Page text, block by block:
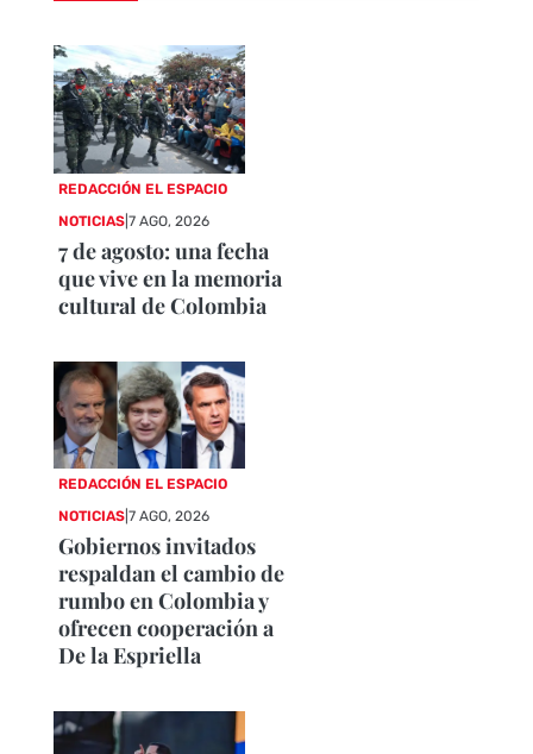
REDACCIÓN EL ESPACIO
NOTICIAS |7 AGO, 2026
7 de agosto: una fecha
que vive en la memoria
cultural de Colombia
REDACCIÓN EL ESPACIO
NOTICIAS |7 AGO, 2026
Gobiernos invitados
respaldan el cambio de
rumbo en Colombia y
ofrecen cooperación a
De la Espriella